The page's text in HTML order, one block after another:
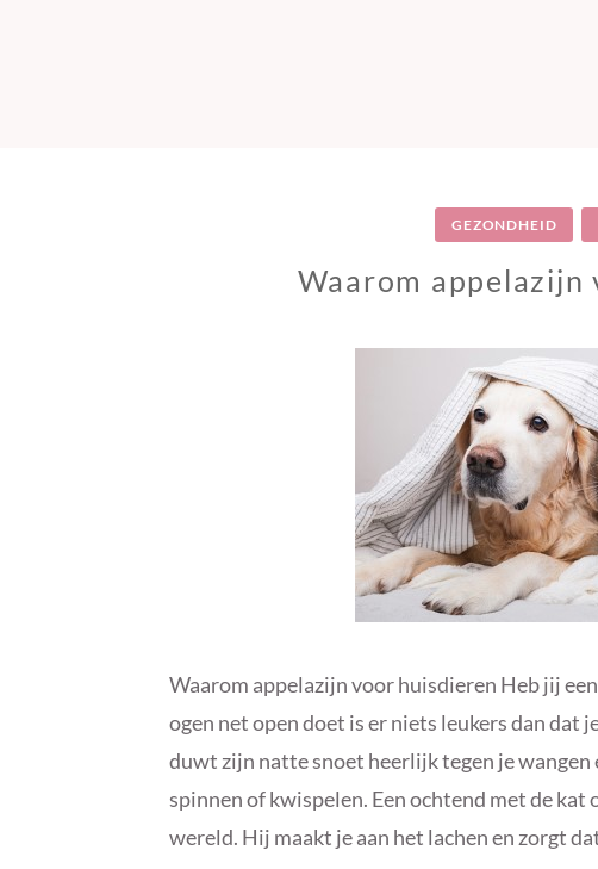
GEZONDHEID
Waarom appelazijn
Waarom appelazijn voor huisdieren Heb jij
ogen net open doet is er niets leukers dan dat
duwt zijn natte snoet heerlijk tegen je
spinnen of kwispelen. Een ochtend met de kat
wereld. Hij maakt je aan het lachen en zorgt